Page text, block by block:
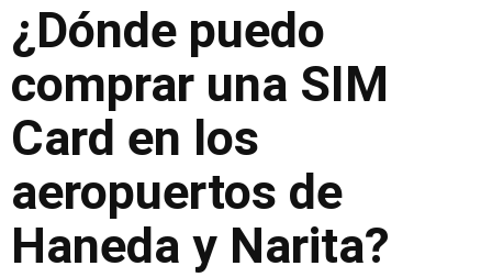
¿Dónde puedo
comprar una SIM
Card en los
aeropuertos de
Haneda y Narita?